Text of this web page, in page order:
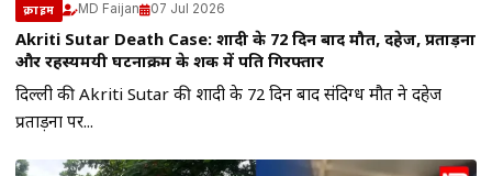
क्राइम MD Faijan 07 Jul 2026
Akriti Sutar Death Case: शादी के 72 दिन बाद मौत, दहेज, प्रताड़ना
और रहस्यमयी घटनाक्रम के शक में पति गिरफ्तार
दिल्ली की Akriti Sutar की शादी के 72 दिन बाद संदिग्ध मौत ने दहेज
प्रताड़ना पर...